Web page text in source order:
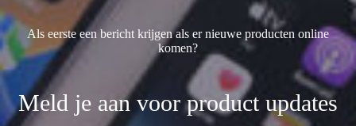
Als eerste een bericht krijgen als er nieuwe producten online
komen?
Meld je aan voor product updates